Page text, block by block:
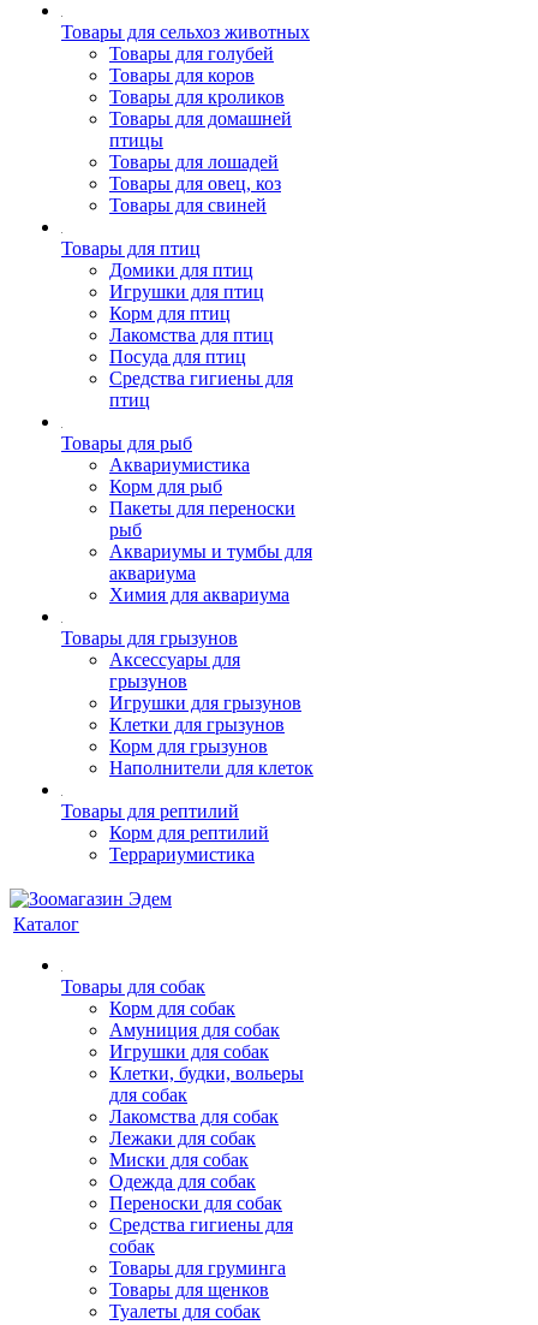
Товары для сельхоз животных
Товары для голубей
Товары для коров
Товары для кроликов
Товары для домашней
птицы
Товары для лошадей
Товары для овец, коз
Товары для свиней
Товары для птиц
Домики для птиц
Игрушки для птиц
Корм для птиц
Лакомства для птиц
Посуда для птиц
Средства гигиены для
птиц
Товары для рыб
Аквариумистика
Корм для рыб
Пакеты для переноски
рыб
Аквариумы и тумбы для
аквариума
Химия для аквариума
Товары для грызунов
Аксессуары для
грызунов
Игрушки для грызунов
Клетки для грызунов
Корм для грызунов
Наполнители для клеток
Товары для рептилий
Корм для рептилий
Террариумистика
Каталог
Товары для собак
Корм для собак
Амуниция для собак
Игрушки для собак
Клетки, будки, вольеры
для собак
Лакомства для собак
Лежаки для собак
Миски для собак
Одежда для собак
Переноски для собак
Средства гигиены для
собак
Товары для груминга
Товары для щенков
Туалеты для собак